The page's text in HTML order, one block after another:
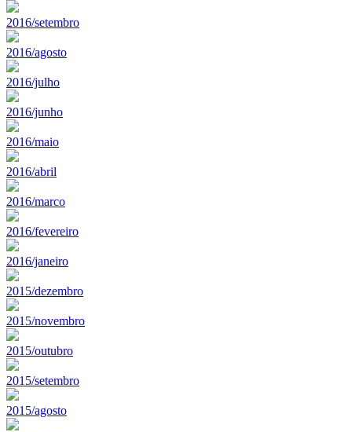
2016/setembro
2016/agosto
2016/julho
2016/junho
2016/maio
2016/abril
2016/marco
2016/fevereiro
2016/janeiro
2015/dezembro
2015/novembro
2015/outubro
2015/setembro
2015/agosto